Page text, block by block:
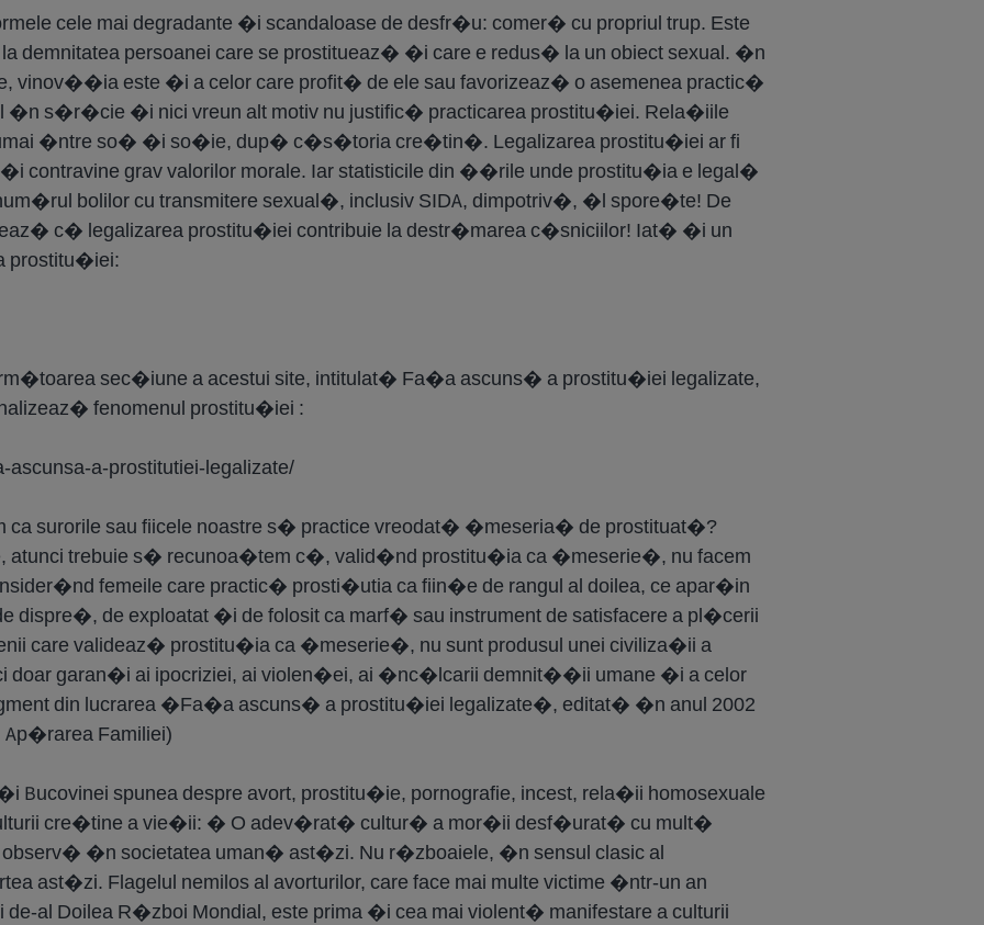
cele mai degradante �i scandaloase de desfr�u: comer� cu propriul trup. Este
demnitatea persoanei care se prostitueaz� �i care e redus� la un obiect sexual. �n
vinov��ia este �i a celor care profit� de ele sau favorizeaz� o asemenea practic�
s�r�cie �i nici vreun alt motiv nu justific� practicarea prostitu�iei. Rela�iile
�ntre so� �i so�ie, dup� c�s�toria cre�tin�. Legalizarea prostitu�iei ar fi
contravine grav valorilor morale. Iar statisticile din ��rile unde prostitu�ia e legal�
bolilor cu transmitere sexual�, inclusiv SIDA, dimpotriv�, �l spore�te! De
c� legalizarea prostitu�iei contribuie la destr�marea c�sniciilor! Iat� �i un
prostitu�iei:
sec�iune a acestui site, intitulat� Fa�a ascuns� a prostitu�iei legalizate,
fenomenul prostitu�iei :
ascunsa-a-prostitutiei-legalizate/
surorile sau fiicele noastre s� practice vreodat� �meseria� de prostituat�?
trebuie s� recunoa�tem c�, valid�nd prostitu�ia ca �meserie�, nu facem
femeile care practic� prosti�utia ca fiin�e de rangul al doilea, ce apar�in
dispre�, de exploatat �i de folosit ca marf� sau instrument de satisfacere a pl�cerii
care valideaz� prostitu�ia ca �meserie�, nu sunt produsul unei civiliza�ii a
garan�i ai ipocriziei, ai violen�ei, ai �nc�lcarii demnit��ii umane �i a celor
din lucrarea �Fa�a ascuns� a prostitu�iei legalizate�, editat� �n anul 2002
Familiei)
Bucovinei spunea despre avort, prostitu�ie, pornografie, incest, rela�ii homosexuale
cre�tine a vie�ii: � O adev�rat� cultur� a mor�ii desf�urat� cu mult�
�n societatea uman� ast�zi. Nu r�zboaiele, �n sensul clasic al
ast�zi. Flagelul nemilos al avorturilor, care face mai multe victime �ntr-un an
al Doilea R�zboi Mondial, este prima �i cea mai violent� manifestare a culturii